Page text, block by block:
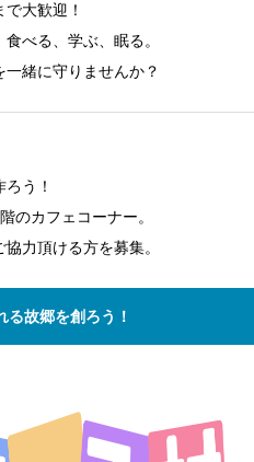
大歓迎！
べる、学ぶ、眠る。
一緒に守りませんか？
う！
のカフェコーナー。
力頂ける方を募集。
る故郷を創ろう！